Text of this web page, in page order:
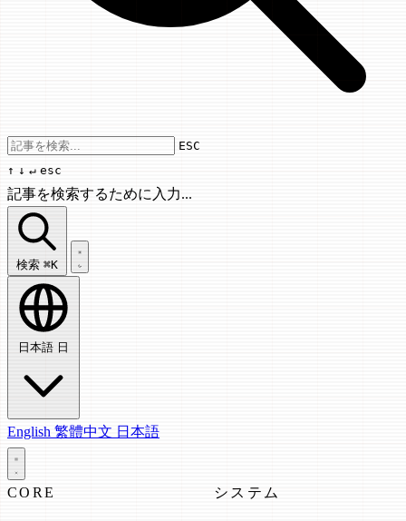
Use arrow keys to navigate results,
ESC
↑ ↓ ↵ esc
記事を検索するために入力...
記事を検索...
検索 ⌘K
日本語 日
English 繁體中文 日本語
CORE システム